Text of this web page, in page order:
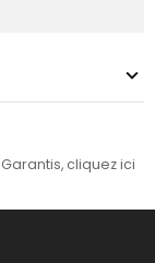
cliquez ici